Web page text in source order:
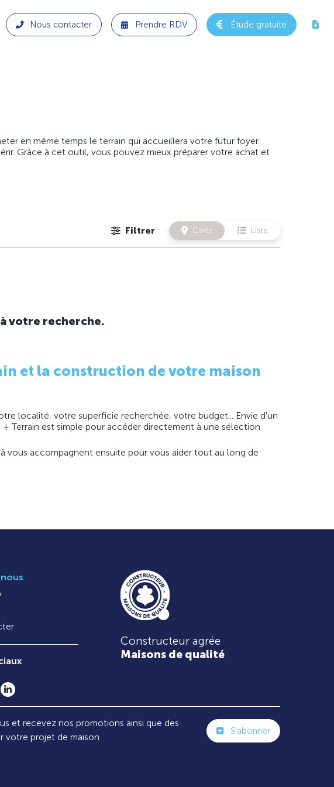
Nous contacter Prendre RDV Étude gratuite
en même temps le terrain qui accueillera votre futur foyer.
Grâce à cet outil, vous pouvez mieux préparer votre achat et
Filtrer Carte Liste
votre recherche.
et la construction de votre maison
localité, votre superficie recherchée, votre budget... Envie d'un
Terrain est simple pour accéder directement à une sélection
vous accompagnent ensuite pour vous aider tout au long de
Constructeur agrée
Maisons de qualité
et recevez nos promotions ainsi que des
votre projet de maison
S'abonner